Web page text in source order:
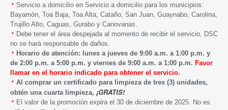
Servicio a domicilio en Servicio a domicilio para los municipios:
Bayamón, Toa Baja, Toa Alta, Cataño, San Juan, Guaynabo, Carolina,
Trujillo Alto, Caguas, Gurabo y Canovanas.
Debe tener el área despejada al momento de recibir el servicio, DSC
no se hará responsable de daños.
Horario de atención: lunes a jueves de 9:00 a.m. a 1:00 p.m. y
de 2:00 p.m. a 5:00 p.m. y viernes de 9:00 a.m. a 1:00 p.m. Favor
llamar en el horario indicado para obtener el servicio.
Al comprar un certificado para limpieza de tres (3) unidades,
obtén una cuarta limpieza, ¡GRATIS!
El valor de la promoción expira el 30 de diciembre de 2025. No es